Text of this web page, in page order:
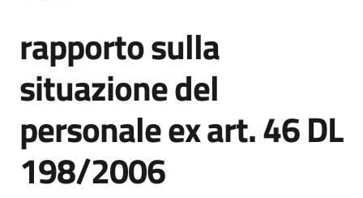
gli
argomenti...
rapporto sulla
situazione del
personale ex art. 46 DL
198/2006